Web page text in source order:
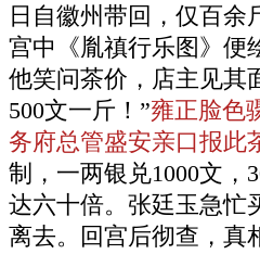
日自徽州带回，仅百余
宫中《胤禛行乐图》便
他笑问茶价，店主见其
500文一斤！”雍正脸色
务府总管盛安亲口报此
制，一两银兑1000文，
达六十倍。张廷玉急忙
离去。回宫后彻查，真